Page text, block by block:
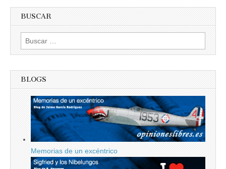
BUSCAR
Buscar:
BLOGS
Memorias de un excéntrico